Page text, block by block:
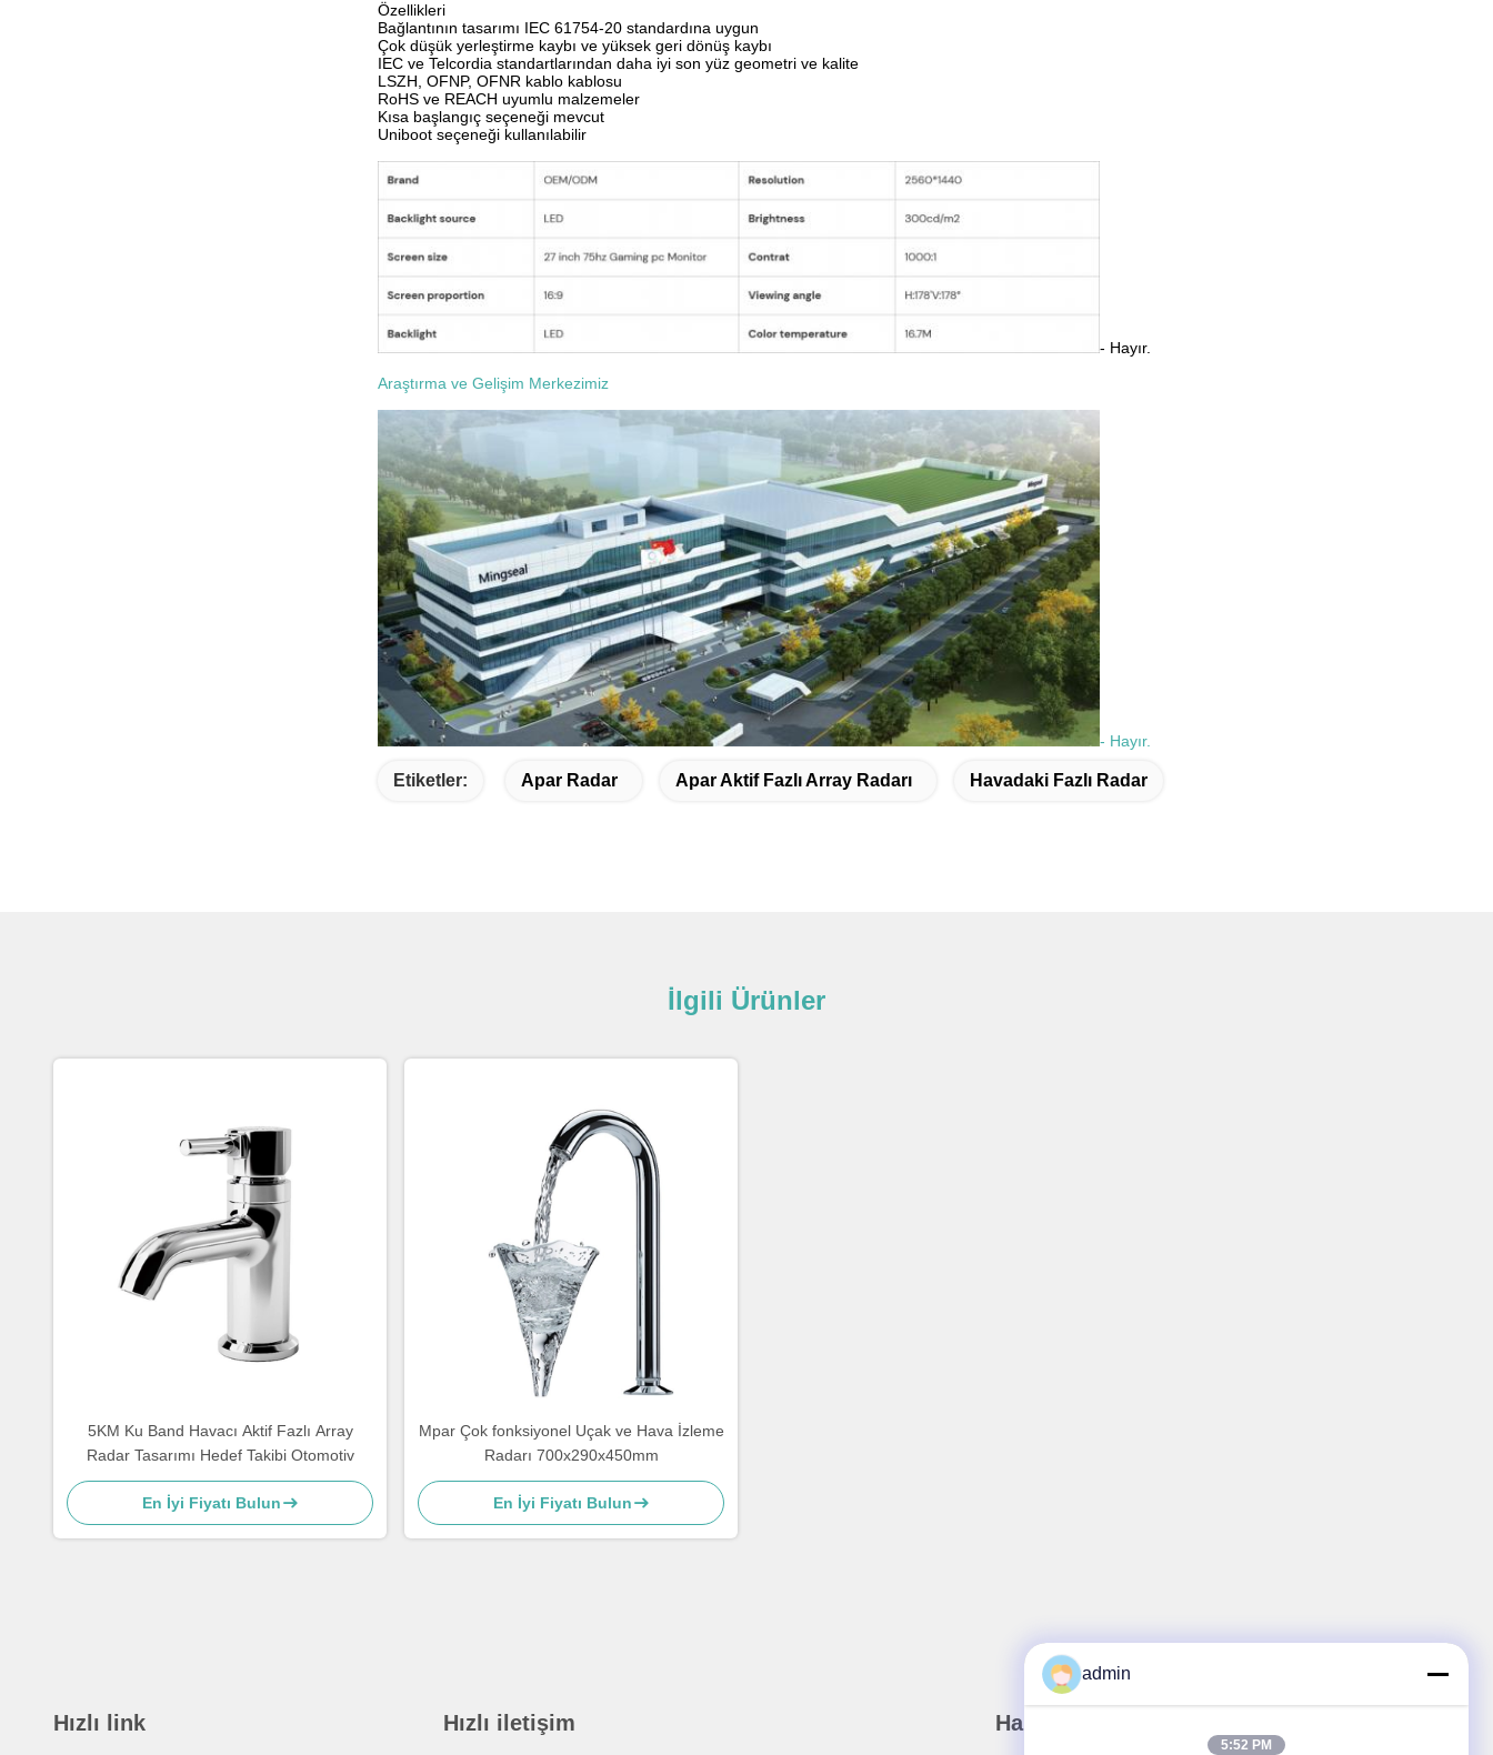
Özellikleri
Bağlantının tasarımı IEC 61754-20 standardına uygun
Çok düşük yerleştirme kaybı ve yüksek geri dönüş kaybı
IEC ve Telcordia standartlarından daha iyi son yüz geometri ve kalite
LSZH, OFNP, OFNR kablo kablosu
RoHS ve REACH uyumlu malzemeler
Kısa başlangıç seçeneği mevcut
Uniboot seçeneği kullanılabilir
- Hayır.
Araştırma ve Gelişim Merkezimiz
- Hayır.
Etiketler: Apar Radar Apar Aktif Fazlı Array Radarı Havadaki Fazlı Radar
İlgili Ürünler
5KM Ku Band Havacı Aktif Fazlı Array
Radar Tasarımı Hedef Takibi Otomotiv
En İyi Fiyatı Bulun
Mpar Çok fonksiyonel Uçak ve Hava İzleme
Radarı 700x290x450mm
En İyi Fiyatı Bulun
Hızlı link Hızlı iletişim Haber Bültenimiz
admin
5:52 PM